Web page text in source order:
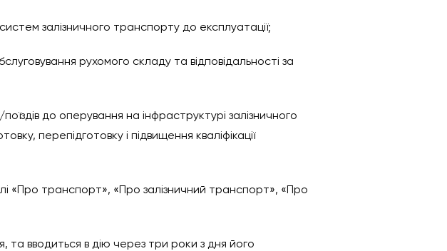
залізничного транспорту до експлуатації;
рухомого складу та відповідальності за
до оперування на інфраструктурі залізничного
перепідготовку і підвищення кваліфікації
«Про транспорт», «Про залізничний транспорт», «Про
та вводиться в дію через три роки з дня його